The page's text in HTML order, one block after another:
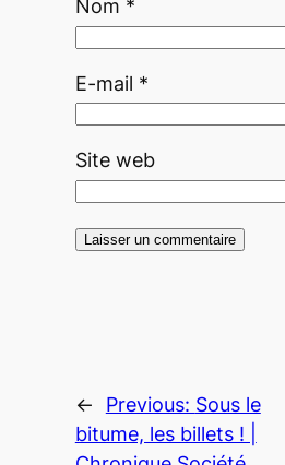
Nom *
E-mail *
Site web
← Previous: Sous le
bitume, les billets ! |